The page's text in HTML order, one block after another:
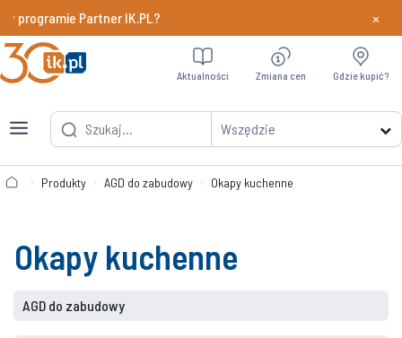
programie Partner IK.PL? Dowiedz
×
Wszędzie
Aktualności Zmiana cen Gdzie kupić?
Produkty AGD do zabudowy Okapy kuchenne
Okapy kuchenne
AGD do zabudowy